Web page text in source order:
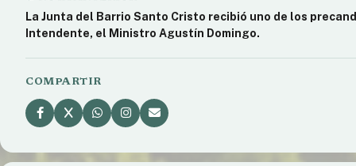
La Junta del Barrio Santo Cristo recibió uno de los
Intendente, el Ministro Agustín Domingo.
COMPARTIR